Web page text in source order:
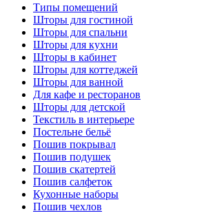
Типы помещений
Шторы для гостиной
Шторы для спальни
Шторы для кухни
Шторы в кабинет
Шторы для коттеджей
Шторы для ванной
Для кафе и ресторанов
Шторы для детской
Текстиль в интерьере
Постельне бельё
Пошив покрывал
Пошив подушек
Пошив скатертей
Пошив салфеток
Кухонные наборы
Пошив чехлов